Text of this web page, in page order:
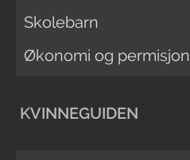
Skolebarn
Økonomi og permisjon
KVINNEGUIDEN